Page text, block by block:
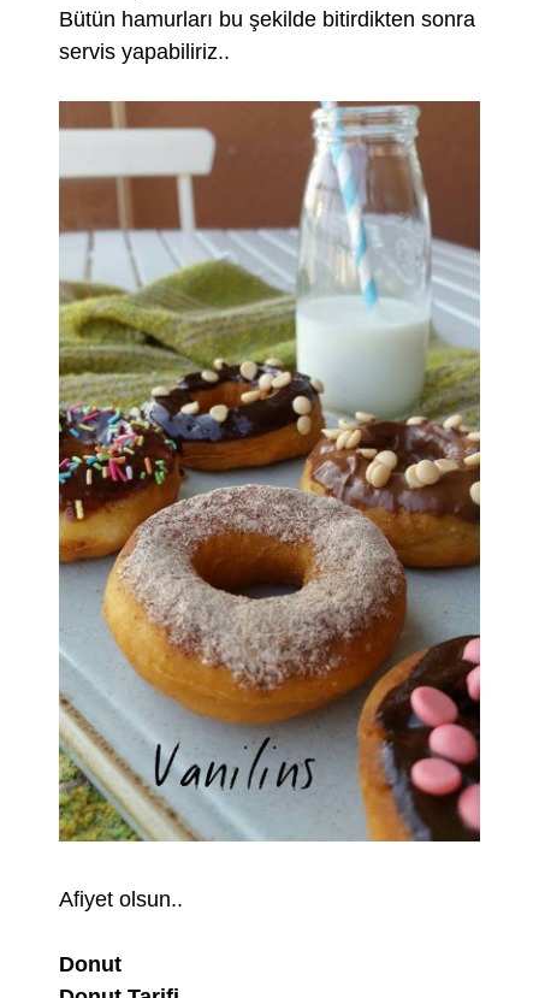
Bütün hamurları bu şekilde bitirdikten sonra
servis yapabiliriz..
Afiyet olsun..
Donut